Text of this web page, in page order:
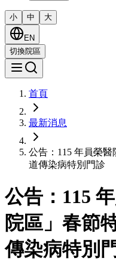
小 中 大
EN
切換院區
首頁
最新消息
公告：115 年員榮
道傳染病特別門診
公告：115
院區」春節
傳染病特別